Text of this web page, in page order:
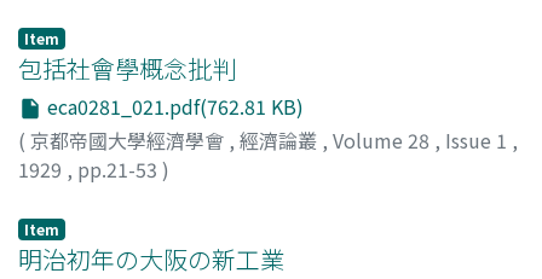
Item
包括社會學概念批判
eca0281_021.pdf(762.81 KB)
( 京都帝國大學經濟學會 , 經濟論叢 , Volume 28 , Issue 1 ,
1929 , pp.21-53 )
Item
明治初年の大阪の新工業